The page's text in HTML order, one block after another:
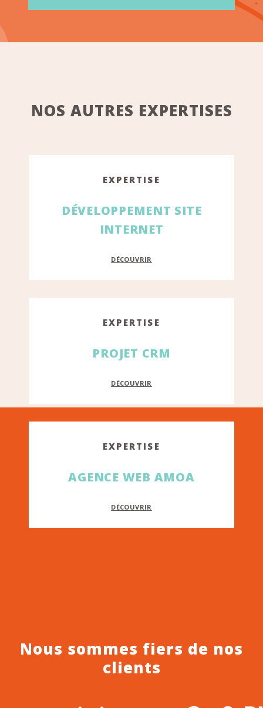
NOS AUTRES EXPERTISES
EXPERTISE
DÉVELOPPEMENT SITE
INTERNET
DÉCOUVRIR
EXPERTISE
PROJET CRM
DÉCOUVRIR
EXPERTISE
AGENCE WEB AMOA
DÉCOUVRIR
Nous sommes fiers de nos
clients